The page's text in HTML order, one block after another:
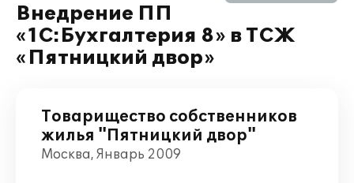
Внедрение ПП
«1С:Бухгалтерия 8» в ТСЖ
«Пятницкий двор»
Товарищество собственников
жилья "Пятницкий двор"
Москва, Январь 2009